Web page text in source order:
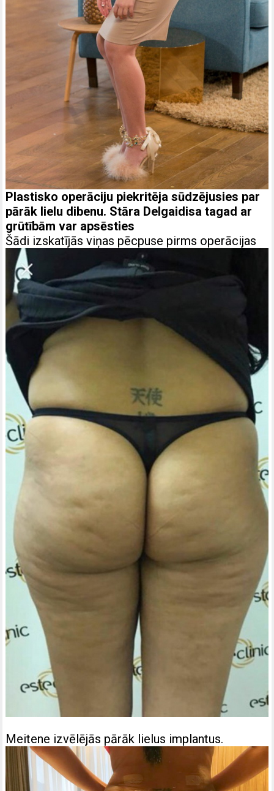
Plastisko operāciju piekritēja sūdzējusies par
pārāk lielu dibenu. Stāra Delgaidisa tagad ar
grūtībām var apsēsties
Šādi izskatījās viņas pēcpuse pirms operācijas
Meitene izvēlējās pārāk lielus implantus.